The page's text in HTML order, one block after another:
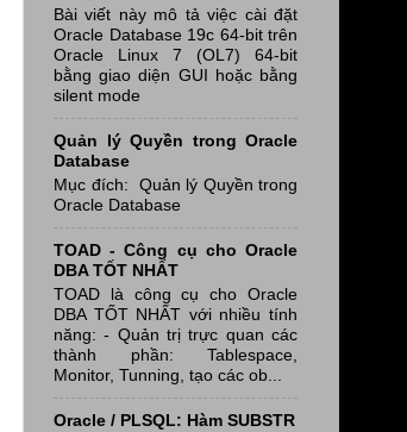
Bài viết này mô tả việc cài đặt
Oracle Database 19c 64-bit trên
Oracle Linux 7 (OL7) 64-bit
bằng giao diện GUI hoặc bằng
silent mode
Quản lý Quyền trong Oracle
Database
Mục đích: Quản lý Quyền trong
Oracle Database
TOAD - Công cụ cho Oracle
DBA TỐT NHẤT
TOAD là công cụ cho Oracle
DBA TỐT NHẤT với nhiều tính
năng: - Quản trị trực quan các
thành phần: Tablespace,
Monitor, Tunning, tạo các ob...
Oracle / PLSQL: Hàm SUBSTR